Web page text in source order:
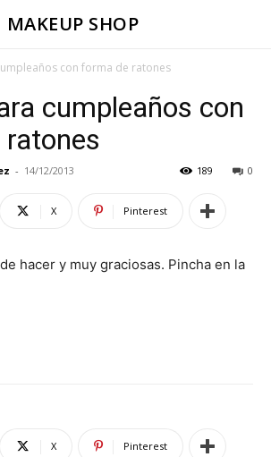
MAKEUP SHOP
con forma de ratones
cumpleaños con
- 14/12/2013 0
189
X Pinterest
hacer y muy graciosas. Pincha en la
X Pinterest